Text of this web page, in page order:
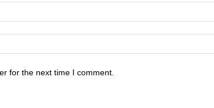
for the next time I comment.